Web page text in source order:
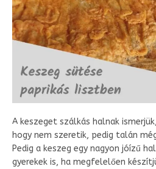
A keszeget szálkás halnak
hogy nem szeretik, pedig talán
Pedig a keszeg egy nagyon jóízű
gyerekek is, ha megfelelően